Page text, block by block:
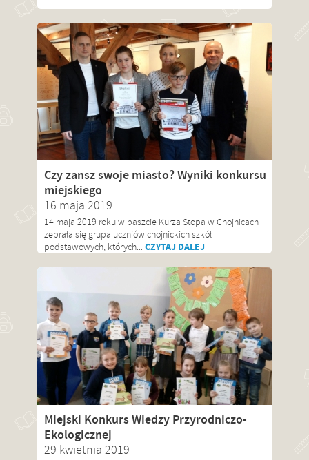
Czy zansz swoje miasto? Wyniki konkursu
miejskiego
16 maja 2019
14 maja 2019 roku w baszcie Kurza Stopa w Chojnicach
zebrała się grupa uczniów chojnickich szkół
podstawowych, których... CZYTAJ DALEJ
Miejski Konkurs Wiedzy Przyrodniczo-
Ekologicznej
29 kwietnia 2019